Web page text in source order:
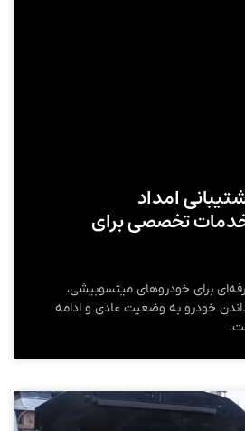
امداد
تخصصی برای
برای خودروهای میتسوبیشی،
خودرو به وضعیت عادی و ادامه